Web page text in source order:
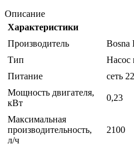
Описание
Характеристики
Производитель
Bosna
Тип
Насос
Питание
сеть
Мощность двигателя,
кВт
0,23
Максимальная
производительность,
л/ч
2100